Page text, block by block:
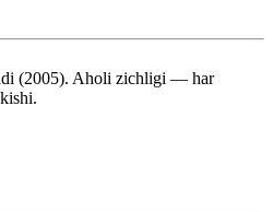
(2005). Aholi zichligi — har